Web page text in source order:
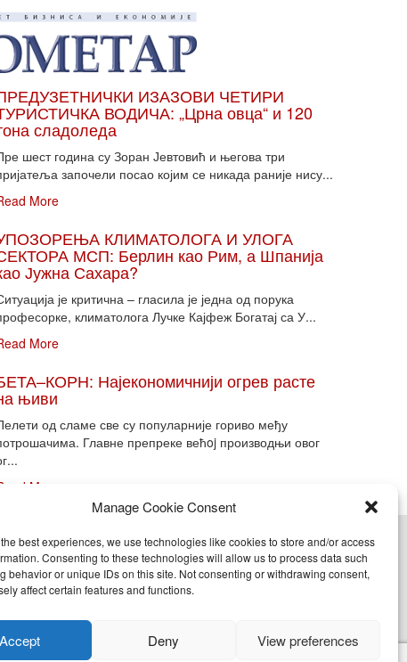
Manage Cookie Consent
best experiences, we use technologies like cookies to store and/or access
Consenting to these technologies will allow us to process data such
behavior or unique IDs on this site. Not consenting or withdrawing consent,
affect certain features and functions.
Accept Deny View preferences
ИЗАЗОВИ ЧЕТИРИ
ВОДИЧА: „Црна овца“ и 120
сладоледа
шест година су Зоран Јевтовић и његова три
започели посао којим се никада раније нису...
More
КЛИМАТОЛОГА И УЛОГА
МСП: Берлин као Рим, а Шпанија
Јужна Сахара?
је критична – гласила је једна од порука
климатолога Лучке Кајфеж Богатај са У...
More
Најекономичнији огрев расте
њиви
од сламе све су популарније гориво међу
Главне препреке већoj производњи овог
More
(EU)
objavljivanje celine ili delova bilo kog proizvoda